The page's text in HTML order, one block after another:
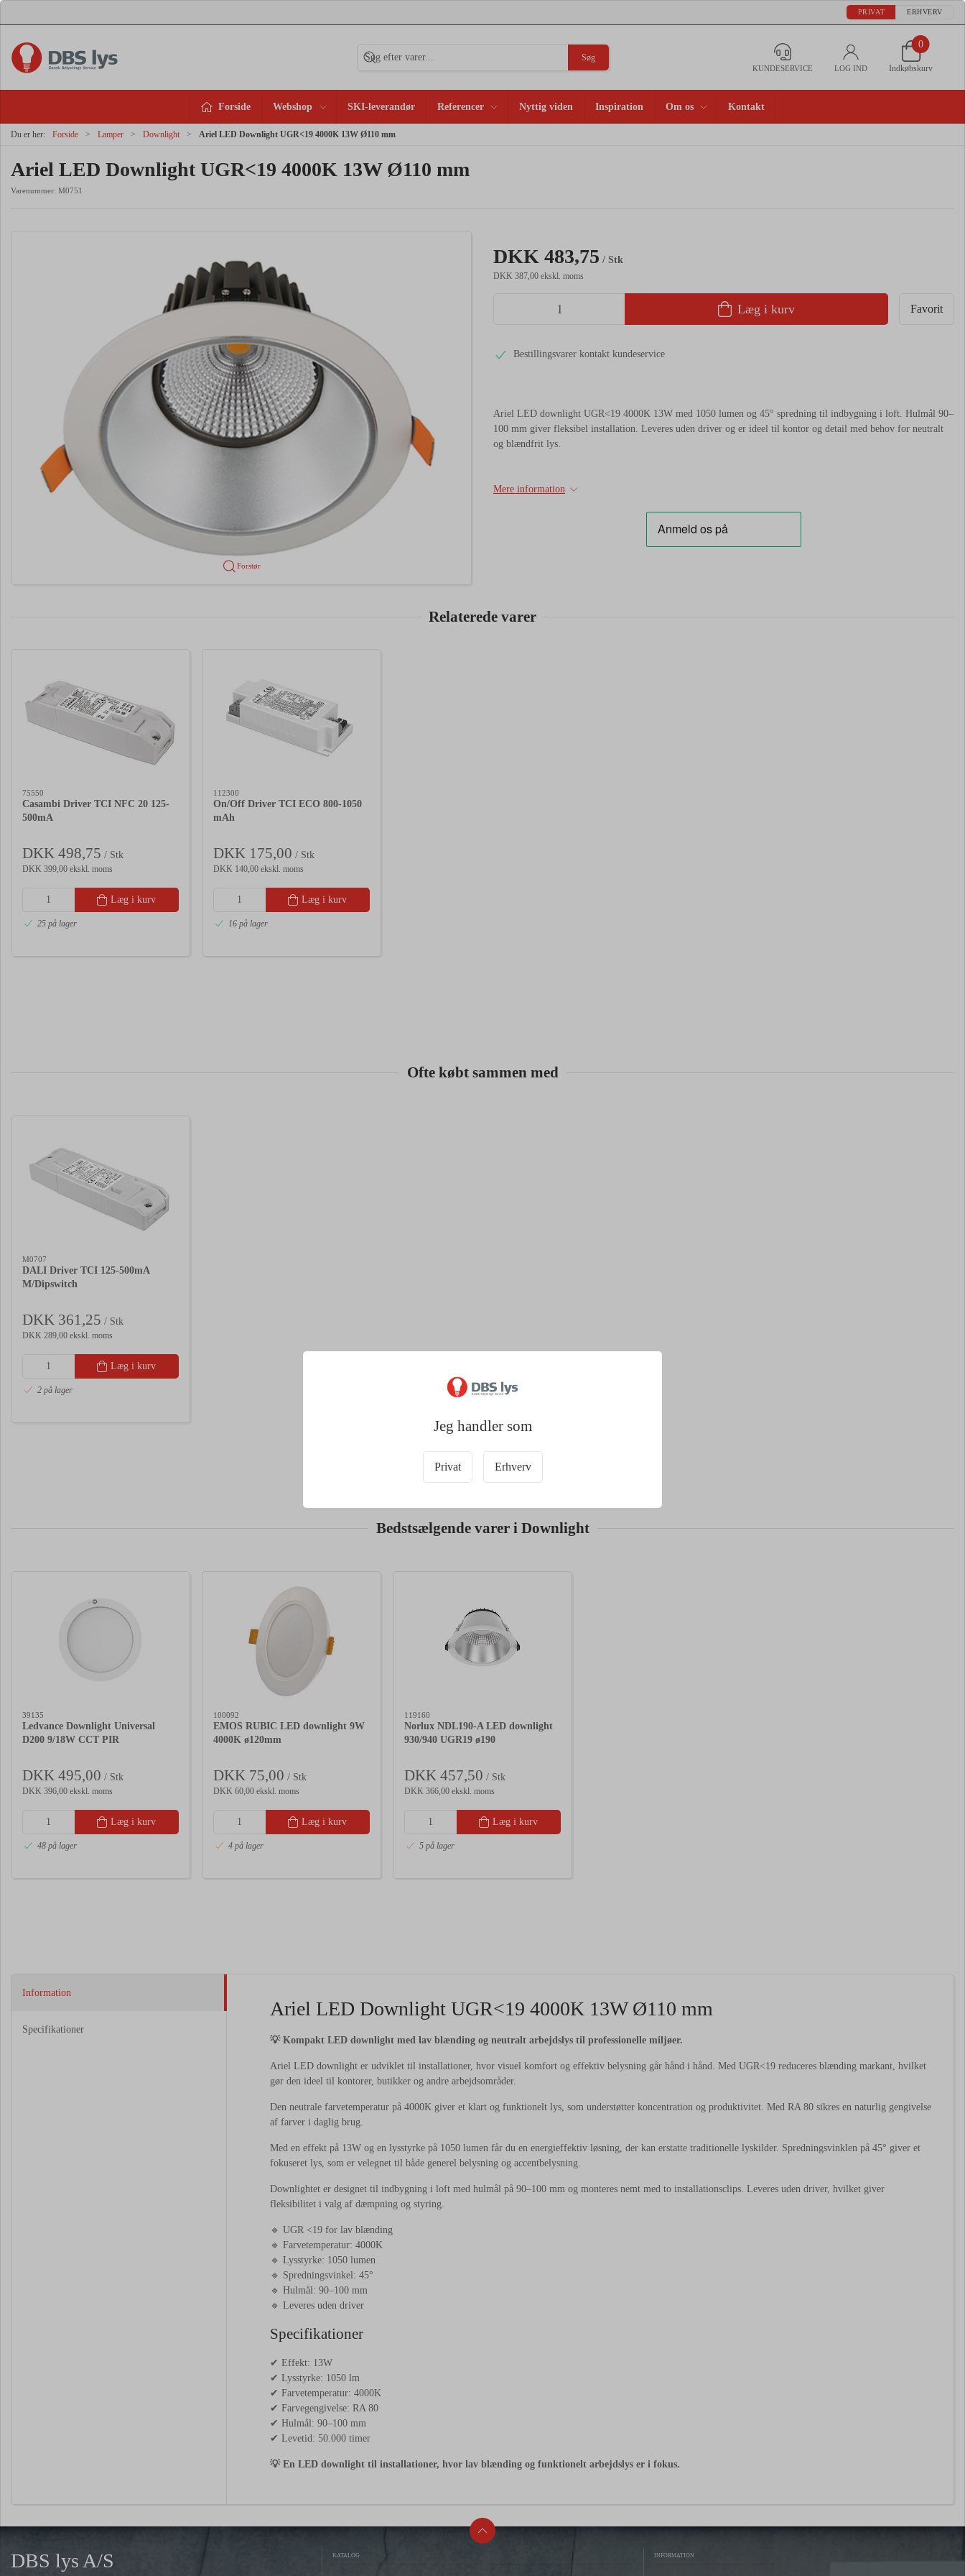
PRIVAT ERHVERV
Søg
KUNDESERVICE LOG IND
0
Indkøbskurv
Forside Webshop SKI-leverandør Referencer Nyttig viden Inspiration Om os Kontakt
Du er her: Forside Lamper Downlight Ariel LED Downlight UGR<19 4000K 13W Ø110 mm
Jeg handler som
Privat Erhverv
Ariel LED Downlight UGR<19 4000K 13W Ø110 mm
Varenummer: M0751
Forstør
DKK 483,75 / Stk
DKK 387,00 ekskl. moms
Læg i kurv Favorit
Bestillingsvarer kontakt kundeservice
Ariel LED downlight UGR<19 4000K 13W med 1050 lumen og 45° spredning til indbygning i loft. Hulmål 90–
100 mm giver fleksibel installation. Leveres uden driver og er ideel til kontor og detail med behov for neutralt
og blændfrit lys.
Mere information
Relaterede varer
75550
Casambi Driver TCI NFC 20 125-
500mA
DKK 498,75 / Stk
DKK 399,00 ekskl. moms
Læg i kurv
25 på lager
112300
On/Off Driver TCI ECO 800-1050
mAh
DKK 175,00 / Stk
DKK 140,00 ekskl. moms
Læg i kurv
16 på lager
Ofte købt sammen med
M0707
DALI Driver TCI 125-500mA
M/Dipswitch
DKK 361,25 / Stk
DKK 289,00 ekskl. moms
Læg i kurv
2 på lager
Bedstsælgende varer i Downlight
39135
Ledvance Downlight Universal
D200 9/18W CCT PIR
DKK 495,00 / Stk
DKK 396,00 ekskl. moms
Læg i kurv
48 på lager
100092
EMOS RUBIC LED downlight 9W
4000K ø120mm
DKK 75,00 / Stk
DKK 60,00 ekskl. moms
Læg i kurv
4 på lager
119160
Norlux NDL190-A LED downlight
930/940 UGR19 ø190
DKK 457,50 / Stk
DKK 366,00 ekskl. moms
Læg i kurv
5 på lager
Information
Specifikationer
Ariel LED Downlight UGR<19 4000K 13WØ110 mm
💡 Kompakt LED downlight med lav blænding og neutralt arbejdslys til professionelle miljøer.
Ariel LED downlight er udviklet til installationer, hvor visuel komfort og effektiv belysning går hånd i hånd. Med UGR<19 reduceres blænding markant, hvilket
gør den ideel til kontorer, butikker og andre arbejdsområder.
Den neutrale farvetemperatur på 4000K giver et klart og funktionelt lys, som understøtter koncentration og produktivitet. Med RA 80 sikres en naturlig gengivelse
af farver i daglig brug.
Med en effekt på 13W og en lysstyrke på 1050 lumen får du en energieffektiv løsning, der kan erstatte traditionelle lyskilder. Spredningsvinklen på 45° giver et
fokuseret lys, som er velegnet til både generel belysning og accentbelysning.
Downlightet er designet til indbygning i loft med hulmål på 90–100 mm og monteres nemt med to installationsclips. Leveres uden driver, hvilket giver
fleksibilitet i valg af dæmpning og styring.
🔹 UGR <19 for lav blænding
🔹 Farvetemperatur: 4000K
🔹 Lysstyrke: 1050 lumen
🔹 Spredningsvinkel: 45°
🔹 Hulmål: 90–100 mm
🔹 Leveres uden driver
Specifikationer
✔ Effekt: 13W
✔ Lysstyrke: 1050 lm
✔ Farvetemperatur: 4000K
✔ Farvegengivelse: RA 80
✔ Hulmål: 90–100 mm
✔ Levetid: 50.000 timer
💡 En LED downlight til installationer, hvor lav blænding og funktionelt arbejdslys er i fokus.
DBS lys A/S KATALOG INFORMATION